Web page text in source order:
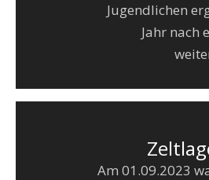
Jugendlichen
Jahr nach
Am 01.09.2023